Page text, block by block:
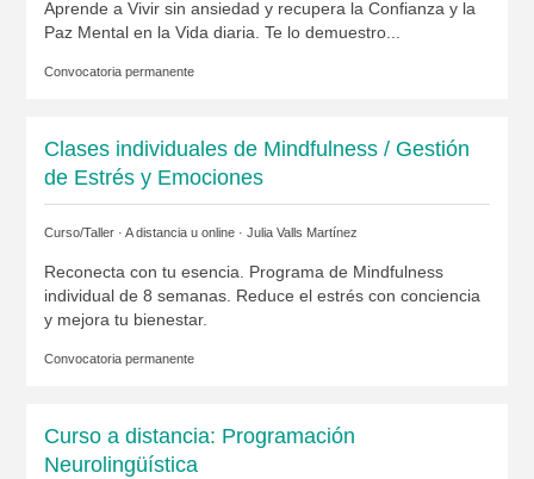
Aprende a Vivir sin ansiedad y recupera la Confianza y la
Paz Mental en la Vida diaria. Te lo demuestro...
Convocatoria permanente
Clases individuales de Mindfulness / Gestión
de Estrés y Emociones
Curso/Taller · A distancia u online · Julia Valls Martínez
Reconecta con tu esencia. Programa de Mindfulness
individual de 8 semanas. Reduce el estrés con conciencia
y mejora tu bienestar.
Convocatoria permanente
Curso a distancia: Programación
Neurolingüística